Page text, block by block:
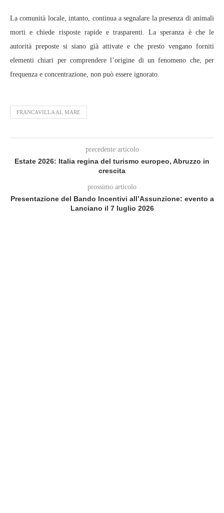
La comunità locale, intanto, continua a segnalare la presenza di animali
morti e chiede risposte rapide e trasparenti. La speranza è che le
autorità preposte si siano già attivate e che presto vengano forniti
elementi chiari per comprendere l’origine di un fenomeno che, per
frequenza e concentrazione, non può essere ignorato.
FRANCAVILLA AL MARE
precedente articolo
Estate 2026: Italia regina del turismo europeo, Abruzzo in
crescita
prossimo articolo
Presentazione del Bando Incentivi all’Assunzione: evento a
Lanciano il 7 luglio 2026